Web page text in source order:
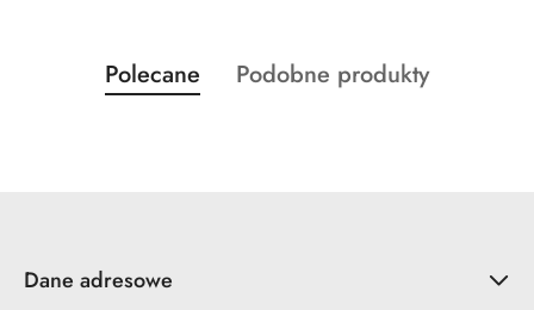
Pomiń karuzelę produktów
Produkty
o
Polecane
Produkty
Podobne produkty
Dane adresowe